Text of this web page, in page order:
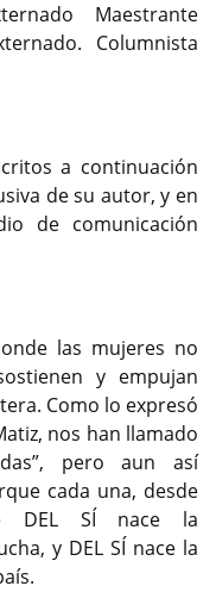
Maestrante
Columnista
a continuación
de su autor, y en
de comunicación
las mujeres no
y empujan
Como lo expresó
nos han llamado
pero aun así
cada una, desde
DEL SÍ nace la
y DEL SÍ nace la